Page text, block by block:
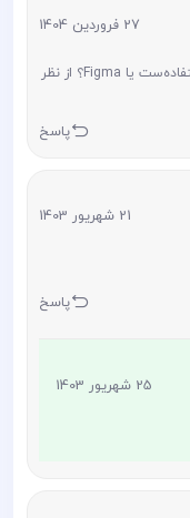
27 فروردین 1404
توی تیم‌های طراحی، Adobe XD بیشتر مورد استفاده‌ست یا Figma؟ از نظر
پاسخ
21 شهریور 1403
پاسخ
25 شهریور 1403